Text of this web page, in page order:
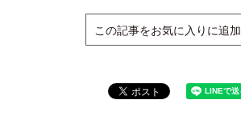
この記事をお気に入りに追加